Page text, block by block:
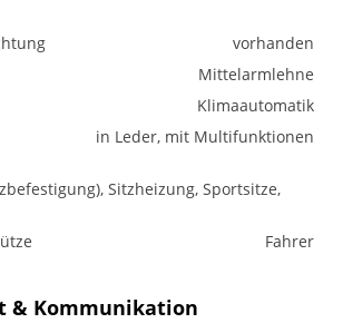
vorhanden
Mittelarmlehne
Klimaautomatik
in Leder, mit Multifunktionen
Sitzheizung, Sportsitze,
Fahrer
& Kommunikation